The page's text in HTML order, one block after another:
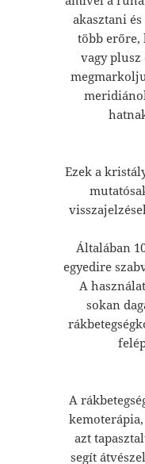
akasztani
több erőre,
vagy
Ezek a
Általában
egyedire
A
sokan
A
azt
segít